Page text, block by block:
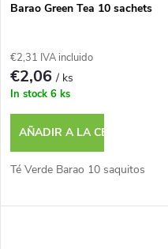
Barao Green Tea 10 sachets
€2,31 IVA incluido
€2,06/ ks
In stock 6 ks
AÑADIR A LA CESTA
Té Verde Barao 10 saquitos